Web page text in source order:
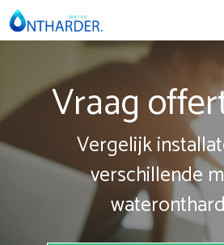
Spring
naar
Vraag
Vergelijk
verschillende